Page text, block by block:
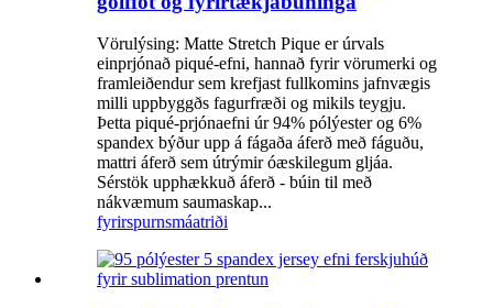
Vörulýsing: Matte Stretch Pique er úrvals
einprjónað piqué-efni, hannað fyrir vörumerki og
framleiðendur sem krefjast fullkomins jafnvægis
milli uppbyggðs fagurfræði og mikils teygju.
Þetta piqué-prjónaefni úr 94% pólýester og 6%
spandex býður upp á fágaða áferð með fáguðu,
mattri áferð sem útrýmir óæskilegum gljáa.
Sérstök upphækkuð áferð - búin til með
nákvæmum saumaskap...
fyrirspurnsmáatriði